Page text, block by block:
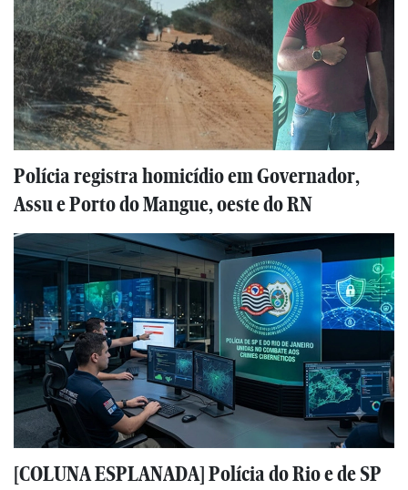
Polícia registra homicídio em Governador,
Assu e Porto do Mangue, oeste do RN
[COLUNA ESPLANADA] Polícia do Rio e de SP